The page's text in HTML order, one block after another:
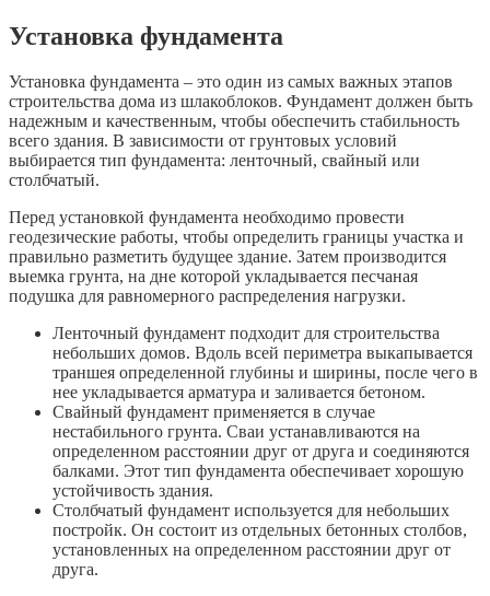
Установка фундамента
Установка фундамента – это один из самых важных этапов
строительства дома из шлакоблоков. Фундамент должен быть
надежным и качественным, чтобы обеспечить стабильность
всего здания. В зависимости от грунтовых условий
выбирается тип фундамента: ленточный, свайный или
столбчатый.
Перед установкой фундамента необходимо провести
геодезические работы, чтобы определить границы участка и
правильно разметить будущее здание. Затем производится
выемка грунта, на дне которой укладывается песчаная
подушка для равномерного распределения нагрузки.
Ленточный фундамент подходит для строительства
небольших домов. Вдоль всей периметра выкапывается
траншея определенной глубины и ширины, после чего в
нее укладывается арматура и заливается бетоном.
Свайный фундамент применяется в случае
нестабильного грунта. Сваи устанавливаются на
определенном расстоянии друг от друга и соединяются
балками. Этот тип фундамента обеспечивает хорошую
устойчивость здания.
Столбчатый фундамент используется для небольших
постройк. Он состоит из отдельных бетонных столбов,
установленных на определенном расстоянии друг от
друга.